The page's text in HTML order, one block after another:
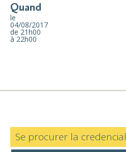
Quand
le
04/08/2017
de 21h00
à 22h00
Se procurer la credencial